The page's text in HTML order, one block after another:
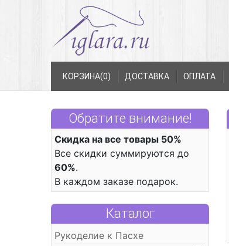
КОРЗИНА(0) ДОСТАВКА ОПЛАТА
Обратите внимание!
Скидка на все товары 50%
Все скидки суммируются до
60%.
В каждом заказе подарок.
Каталог
Рукоделие к Пасхе